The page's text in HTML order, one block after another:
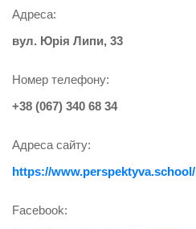
Адреса:
вул. Юрія Липи, 33
Номер телефону:
+38 (067) 340 68 34
Адреса сайту:
https://www.perspektyva.school/
Facebook: